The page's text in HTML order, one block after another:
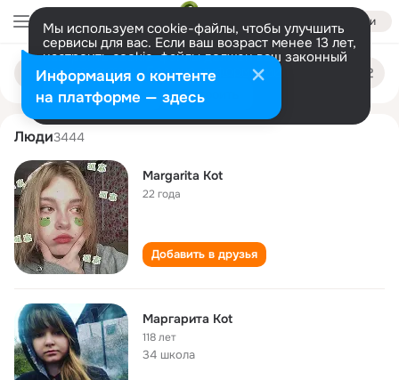
Войти
Мы используем cookie-файлы, чтобы улучшить
сервисы для вас. Если ваш возраст менее 13 лет,
настроить cookie-файлы должен ваш законный
представитель. Больше информации
Разрешить все Настроить
Поиск
людям
margarita kot
Люди3444
Margarita Kot
22 года
Добавить в друзья
Маргарита Kot
118 лет
34 школа
Информация о контенте
на платформе — здесь